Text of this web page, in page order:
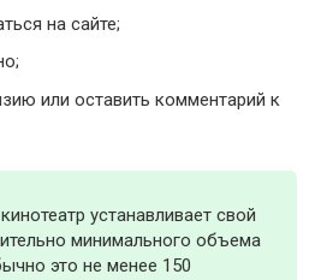
на сайте;
или оставить комментарий к
устанавливает свой
минимального объема
это не менее 150